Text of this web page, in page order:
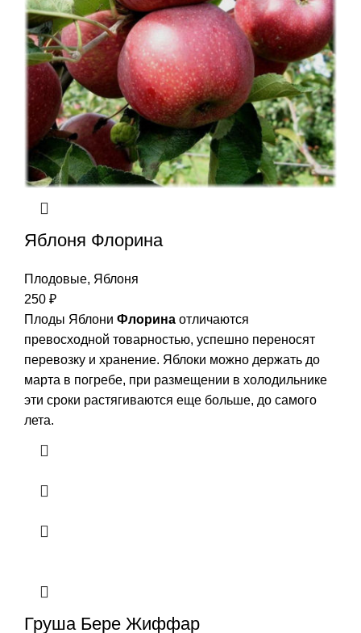
Яблоня Флорина
Плодовые, Яблоня
250 ₽
Плоды Яблони Флорина отличаются
превосходной товарностью, успешно переносят
перевозку и хранение. Яблоки можно держать до
марта в погребе, при размещении в холодильнике
эти сроки растягиваются еще больше, до самого
лета.
Груша Бере Жиффар